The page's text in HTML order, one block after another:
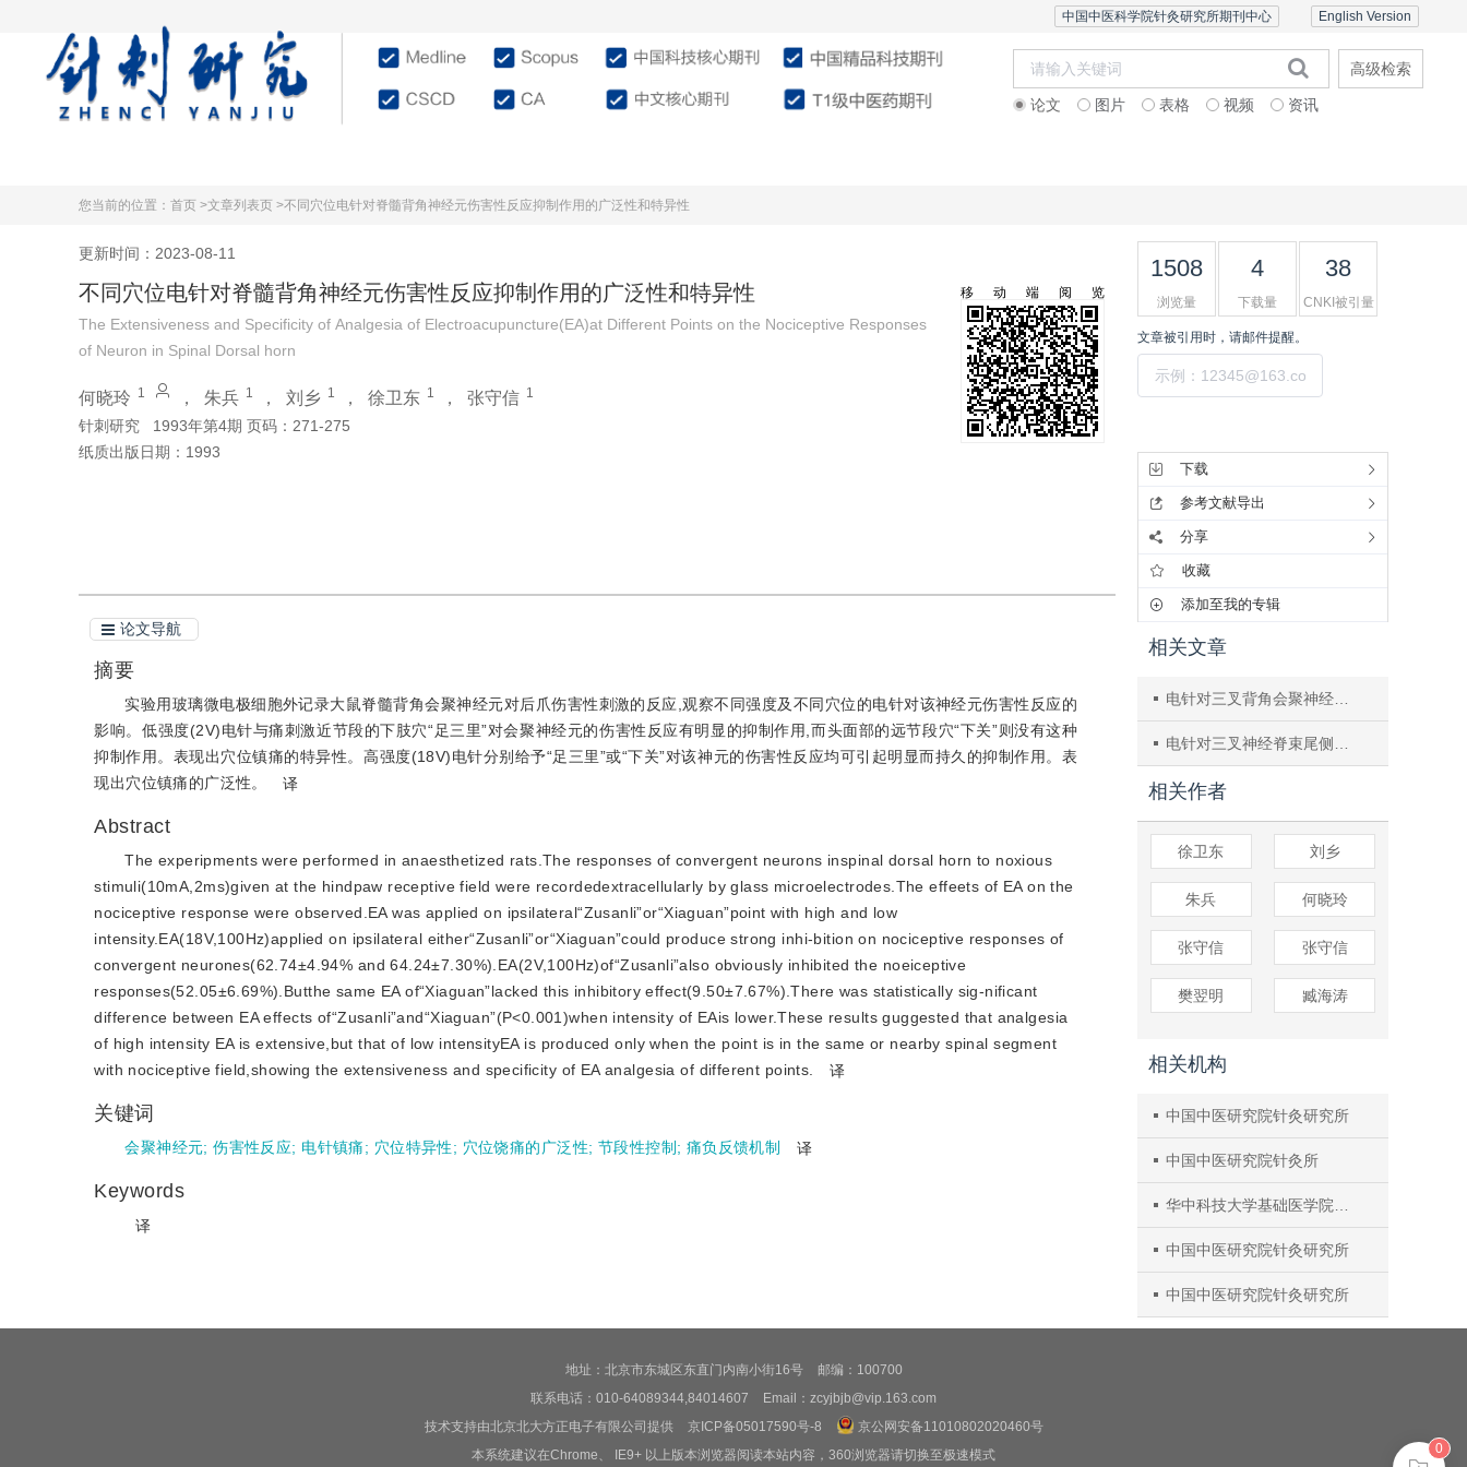
English Version
中国中医科学院针灸研究所期刊中心
论文 图片 表格 视频 资讯
高级检索
您当前的位置： 首页 >文章列表页 >不同穴位电针对脊髓背角神经元伤害性反应抑制作用的广泛性和特异性
更新时间：2023-08-11
不同穴位电针对脊髓背角神经元伤害性反应抑制作用的广泛性和特异性
The Extensiveness and Specificity of Analgesia of Electroacupuncture(EA)at Different Points on the Nociceptive Responses
of Neuron in Spinal Dorsal horn
何晓玲 1 ， 朱兵 1 ， 刘乡 1 ， 徐卫东 1 ， 张守信 1
针刺研究
1993年第4期 页码：271-275
纸质出版日期： 1993
移动端阅览
论文导航
摘要
实验用玻璃微电极细胞外记录大鼠脊髓背角会聚神经元对后爪伤害性刺激的反应,观察不同强度及不同穴位的电针对该神经元伤害性反应的
影响。低强度(2V)电针与痛刺激近节段的下肢穴“足三里”对会聚神经元的伤害性反应有明显的抑制作用,而头面部的远节段穴“下关”则没有这种
抑制作用。表现出穴位镇痛的特异性。高强度(18V)电针分别给予“足三里”或“下关”对该神元的伤害性反应均可引起明显而持久的抑制作用。表
现出穴位镇痛的广泛性。
译
Abstract
The experipments were performed in anaesthetized rats.The responses of convergent neurons inspinal dorsal horn to noxious
stimuli(10mA,2ms)given at the hindpaw receptive field were recordedextracellularly by glass microelectrodes.The effeets of EA on the
nociceptive response were observed.EA was applied on ipsilateral“Zusanli”or“Xiaguan”point with high and low
intensity.EA(18V,100Hz)applied on ipsilateral either“Zusanli”or“Xiaguan”could produce strong inhi-bition on nociceptive responses of
convergent neurones(62.74±4.94% and 64.24±7.30%).EA(2V,100Hz)of“Zusanli”also obviously inhibited the noeiceptive
responses(52.05±6.69%).Butthe same EA of“Xiaguan”lacked this inhibitory effect(9.50±7.67%).There was statistically sig-nificant
difference between EA effects of“Zusanli”and“Xiaguan”(P<0.001)when intensity of EAis lower.These results guggested that analgesia
of high intensity EA is extensive,but that of low intensityEA is produced only when the point is in the same or nearby spinal segment
with nociceptive field,showing the extensiveness and specificity of EA analgesia of different points.
译
关键词
会聚神经元;伤害性反应; 电针镇痛; 穴位特异性; 穴位饶痛的广泛性; 节段性控制 ; 痛负反馈机制 译
Keywords
译
1508
浏览量
4
下载量
38
CNKI被引量
文章被引用时，请邮件提醒。
下载
参考文献导出
分享
收藏
添加至我的专辑
相关文章
电针对三叉背角会聚神经元镇痛作用的广泛性和特异性的中枢机制研究
电针对三叉神经脊束尾侧核会聚神经元镇痛作用的穴位特异性和广泛性
相关作者
徐卫东 刘乡
朱兵 何晓玲
张守信 张守信
樊翌明 臧海涛
相关机构
中国中医研究院针灸研究所
中国中医研究院针灸所
华中科技大学基础医学院神经生物学系
中国中医研究院针灸研究所
中国中医研究院针灸研究所
地址：北京市东城区东直门内南小街16号
邮编：100700
联系电话：010-64089344,84014607
Email：zcyjbjb@vip.163.com
技术支持由北京北大方正电子有限公司提供
京ICP备05017590号-8
京公网安备11010802020460号
本系统建议在Chrome、 IE9+ 以上版本浏览器阅读本站内容，360浏览器请切换至极速模式
0